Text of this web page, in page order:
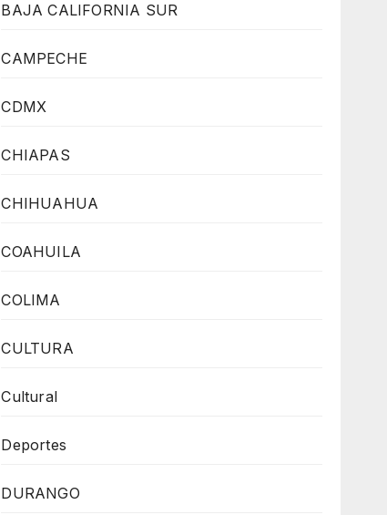
BAJA CALIFORNIA SUR
CAMPECHE
CDMX
CHIAPAS
CHIHUAHUA
COAHUILA
COLIMA
CULTURA
Cultural
Deportes
DURANGO